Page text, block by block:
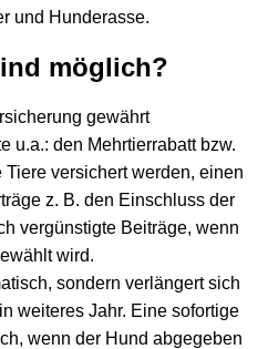
und Hunderasse.
möglich?
gewährt
u.a.: den Mehrtierrabatt bzw.
versichert werden, einen
z. B. den Einschluss der
vergünstigte Beiträge, wenn
wird.
sondern verlängert sich
weiteres Jahr. Eine sofortige
wenn der Hund abgegeben